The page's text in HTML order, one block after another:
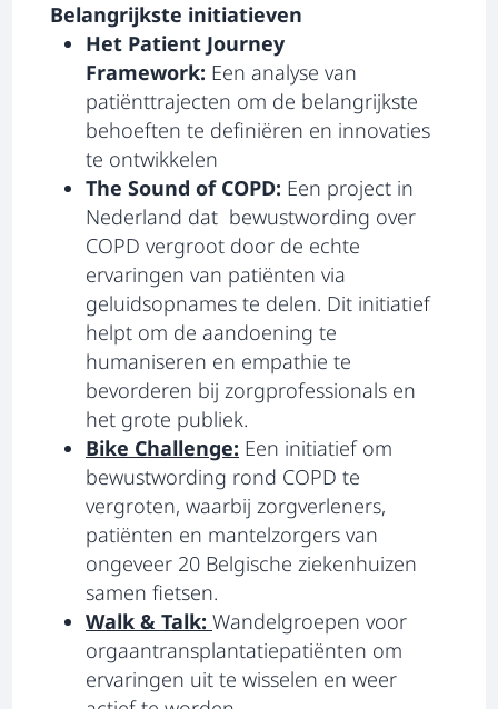
Belangrijkste initiatieven
Het Patient Journey
Framework: Een analyse van
patiënttrajecten om de belangrijkste
behoeften te definiëren en innovaties
te ontwikkelen
The Sound of COPD: Een project in
Nederland dat bewustwording over
COPD vergroot door de echte
ervaringen van patiënten via
geluidsopnames te delen. Dit initiatief
helpt om de aandoening te
humaniseren en empathie te
bevorderen bij zorgprofessionals en
het grote publiek.
Bike Challengeopens in a new tab
: Een initiatief om
bewustwording rond COPD te
vergroten, waarbij zorgverleners,
patiënten en mantelzorgers van
ongeveer 20 Belgische ziekenhuizen
samen fietsen.
Walk & Talk: opens in a new tab
Wandelgroepen voor
orgaantransplantatiepatiënten om
ervaringen uit te wisselen en weer